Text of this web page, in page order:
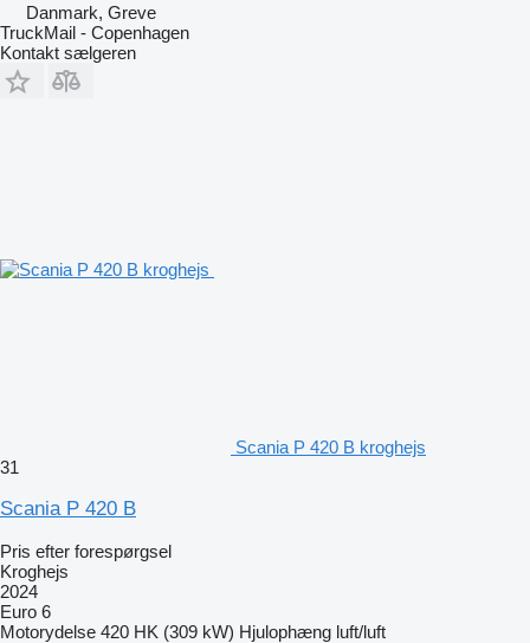
Danmark, Greve
TruckMail - Copenhagen
Kontakt sælgeren
Scania P 420 B kroghejs
31
Scania P 420 B
Pris efter forespørgsel
Kroghejs
2024
Euro 6
Motorydelse 420 HK (309 kW) Hjulophæng luft/luft